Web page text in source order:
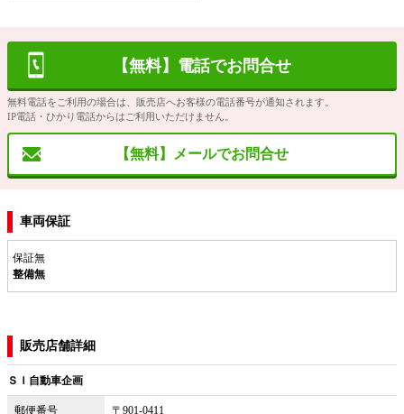
【無料】電話でお問合せ
無料電話をご利用の場合は、販売店へお客様の電話番号が通知されます。
IP電話・ひかり電話からはご利用いただけません。
【無料】メールでお問合せ
車両保証
保証無
整備無
販売店舗詳細
ＳＩ自動車企画
郵便番号 〒901-0411